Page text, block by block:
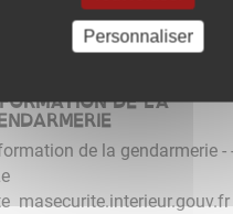
DE LA
de la gendarmerie -
masecurite.interieur.gouv.fr
Personnaliser